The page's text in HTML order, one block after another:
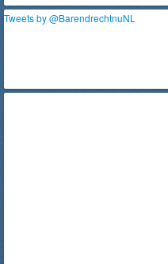
Tweets by @BarendrechtnuNL